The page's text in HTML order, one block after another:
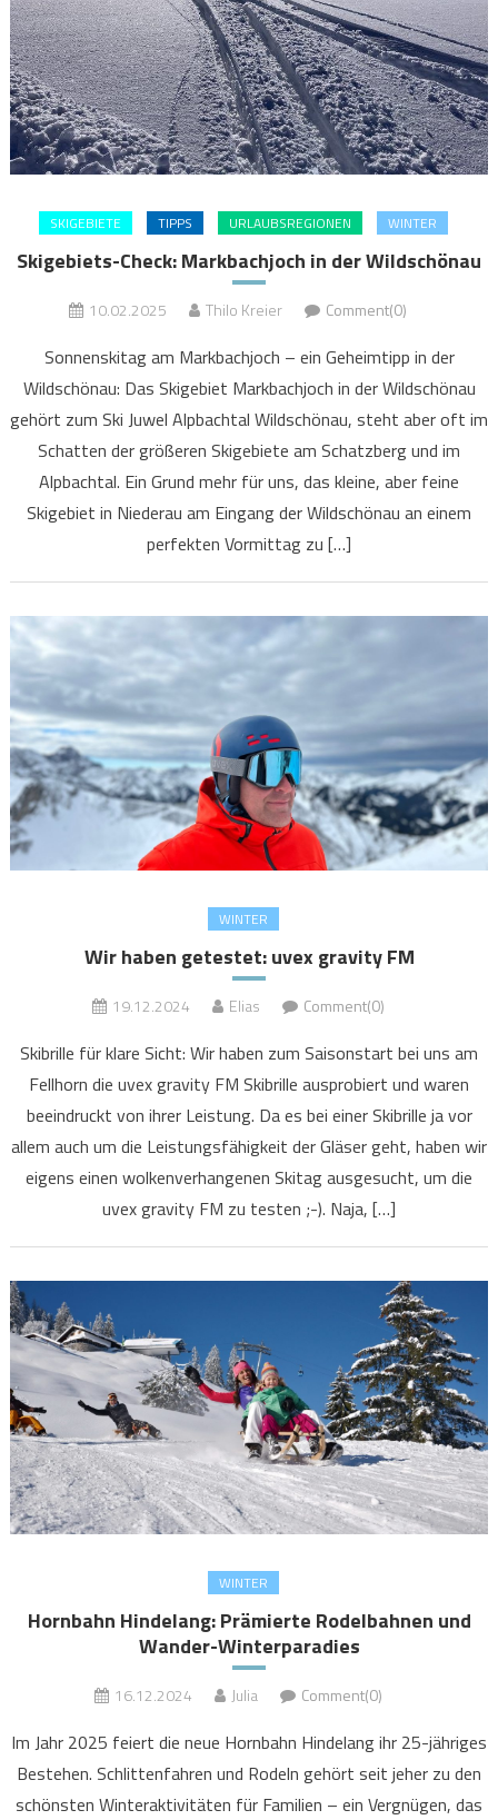
SKIGEBIETE TIPPS URLAUBSREGIONEN WINTER
Skigebiets-Check: Markbachjoch in der Wildschönau
10.02.2025 Thilo Kreier Comment(0)
Sonnenskitag am Markbachjoch – ein Geheimtipp in der
Wildschönau: Das Skigebiet Markbachjoch in der Wildschönau
gehört zum Ski Juwel Alpbachtal Wildschönau, steht aber oft im
Schatten der größeren Skigebiete am Schatzberg und im
Alpbachtal. Ein Grund mehr für uns, das kleine, aber feine
Skigebiet in Niederau am Eingang der Wildschönau an einem
perfekten Vormittag zu […]
WINTER
Wir haben getestet: uvex gravity FM
19.12.2024 Elias Comment(0)
Skibrille für klare Sicht: Wir haben zum Saisonstart bei uns am
Fellhorn die uvex gravity FM Skibrille ausprobiert und waren
beeindruckt von ihrer Leistung. Da es bei einer Skibrille ja vor
allem auch um die Leistungsfähigkeit der Gläser geht, haben wir
eigens einen wolkenverhangenen Skitag ausgesucht, um die
uvex gravity FM zu testen ;-). Naja, […]
WINTER
Hornbahn Hindelang: Prämierte Rodelbahnen und
Wander-Winterparadies
16.12.2024 Julia Comment(0)
Im Jahr 2025 feiert die neue Hornbahn Hindelang ihr 25-jähriges
Bestehen. Schlittenfahren und Rodeln gehört seit jeher zu den
schönsten Winteraktivitäten für Familien – ein Vergnügen, das